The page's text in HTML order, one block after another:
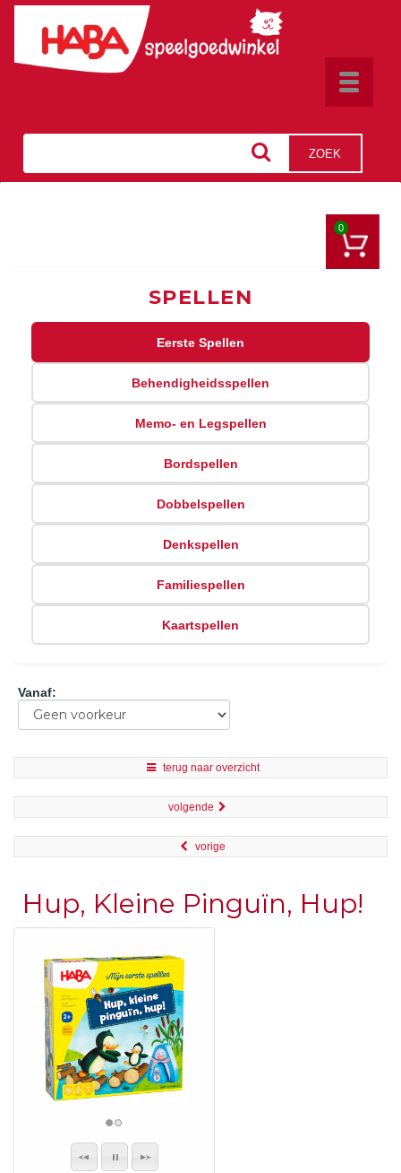
Toggle
ZOEK
0
SPELLEN
Eerste Spellen
Behendigheidsspellen
Memo- en Legspellen
Bordspellen
Dobbelspellen
Denkspellen
Familiespellen
Kaartspellen
Vanaf:
terug naar overzicht
volgende
vorige
Hup, Kleine Pinguïn, Hup!